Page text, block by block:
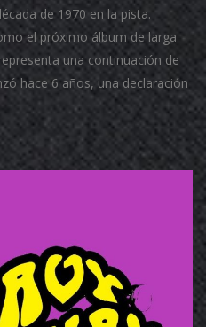
de 1970 en la pista.
el próximo álbum de larga
una continuación de
hace 6 años, una declaración